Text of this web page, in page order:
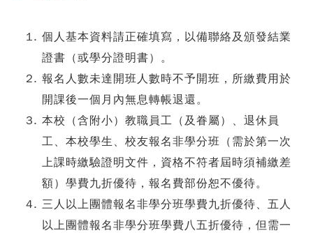
個人基本資料請正確填寫，以備聯絡及頒發結業
證書（或學分證明書）。
報名人數未達開班人數時不予開班，所繳費用於
開課後一個月內無息轉帳退還。
本校（含附小）教職員工（及眷屬）、退休員
工、本校學生、校友報名非學分班（需於第一次
上課時繳驗證明文件，資格不符者屆時須補繳差
額）學費九折優待，報名費部份恕不優待。
三人以上團體報名非學分班學費九折優待、五人
以上團體報名非學分班學費八五折優待，但需一